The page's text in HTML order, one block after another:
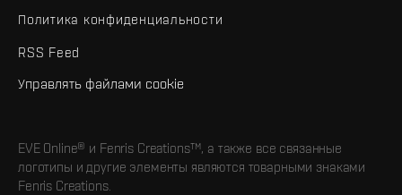
Политика конфиденциальности
RSS Feed
Управлять файлами cookie
EVE Online® и Fenris Creations™, а также все связанные
логотипы и другие элементы являются товарными знаками
Fenris Creations.